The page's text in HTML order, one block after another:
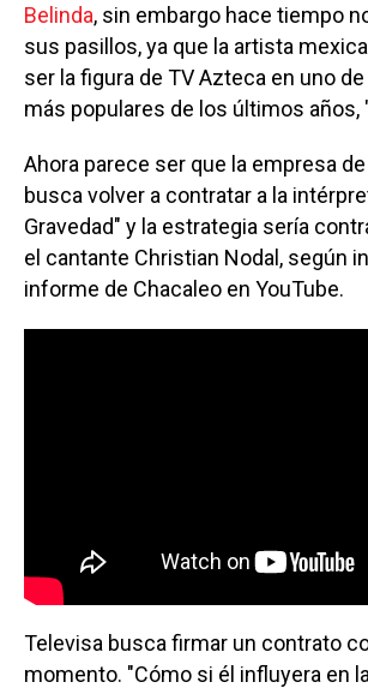
Belinda, sin embargo hace tiempo
sus pasillos, ya que la artista
ser la figura de TV Azteca en uno
más populares de los últimos años,
Ahora parece ser que la empresa
busca volver a contratar a la
Gravedad" y la estrategia sería
el cantante Christian Nodal, según
informe de Chacaleo en YouTube.
Televisa busca firmar un contrato
momento. "Cómo si él influyera en